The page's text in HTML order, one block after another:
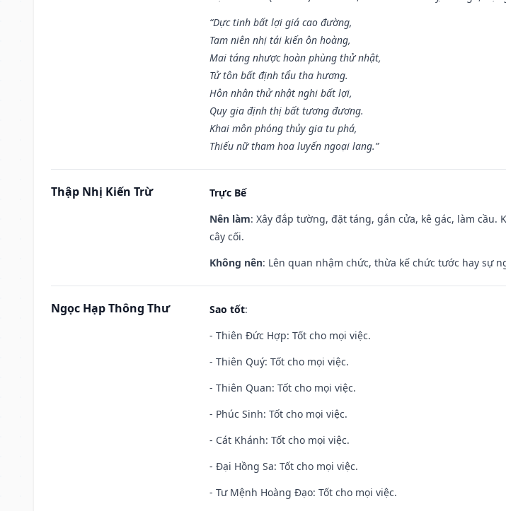
“Dực tinh bất lợi giá cao đường,
Tam niên nhị tái kiến ôn hoàng,
Mai táng nhược hoàn phùng thử nhật,
Tử tôn bất định tẩu tha hương.
Hôn nhân thử nhật nghi bất lợi,
Quy gia định thị bất tương đương.
Khai môn phóng thủy gia tu phá,
Thiếu nữ tham hoa luyến ngoại lang.”
Thập Nhị Kiến Trừ
Trực Bế
Nên làm: Xây đắp tường, đặt táng, gắn cửa, kê gác, làm
cây cối.
Không nên: Lên quan nhậm chức, thừa kế chức tước hay sự
Ngọc Hạp Thông Thư Sao tốt:
- Thiên Đức Hợp: Tốt cho mọi việc.
- Thiên Quý: Tốt cho mọi việc.
- Thiên Quan: Tốt cho mọi việc.
- Phúc Sinh: Tốt cho mọi việc.
- Cát Khánh: Tốt cho mọi việc.
- Đại Hồng Sa: Tốt cho mọi việc.
- Tư Mệnh Hoàng Đạo: Tốt cho mọi việc.